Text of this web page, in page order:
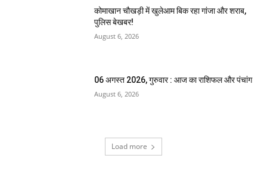
कोमाखान चौखड़ी में खुलेआम बिक रहा गांजा और शराब,
पुलिस बेखबर!
August 6, 2026
06 अगस्त 2026, गुरुवार : आज का राशिफल और पंचांग
August 6, 2026
Load more